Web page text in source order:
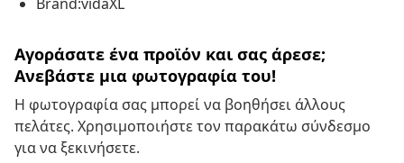
Αγοράσατε ένα προϊόν και σας άρεσε;
Ανεβάστε μια φωτογραφία του!
Η φωτογραφία σας μπορεί να βοηθήσει άλλους
πελάτες. Χρησιμοποιήστε τον παρακάτω σύνδεσμο
για να ξεκινήσετε.